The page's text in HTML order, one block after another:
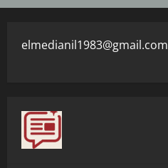
elmedianil1983@gmail.com